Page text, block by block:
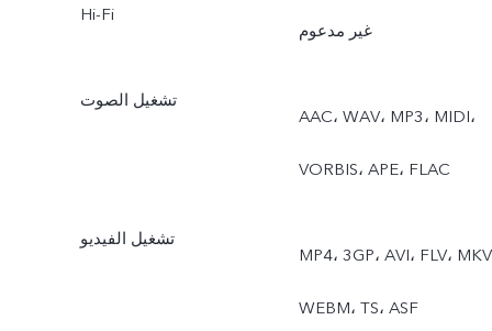
Hi-Fi
غير مدعوم
تشغيل الصوت
AAC، ‏WAV، ‏MP3، ‏MIDI،
‏VORBIS، ‏APE، ‏FLAC
تشغيل الفيديو
MP4، ‏3GP، ‏AVI، ‏FLV، ‏MKV،
‏WEBM، ‏TS، ‏ASF